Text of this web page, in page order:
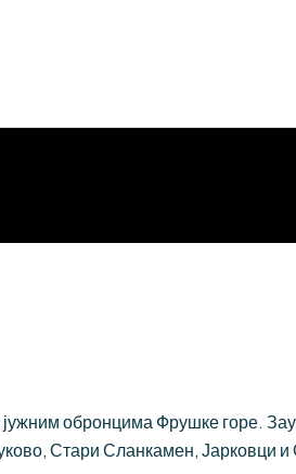
обронцима Фрушке горе.
Стари Сланкамен, Јарковци